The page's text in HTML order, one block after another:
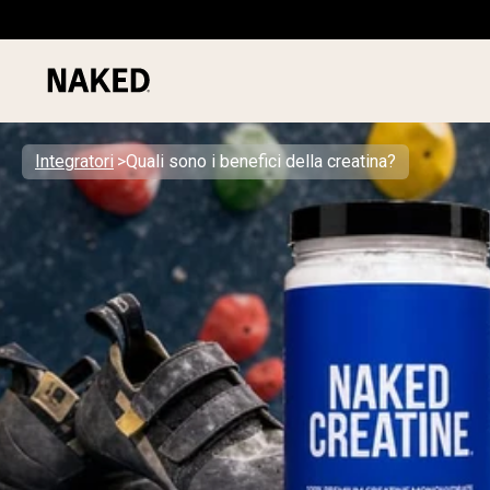
Termini di ricerca popolari
”Protein Powder“
”Overnight Oats“
”Vegan protein“
”Collagen“
”Micellar Casein“
PROTEIN
Integratori Quali sono i benefici della creatina?